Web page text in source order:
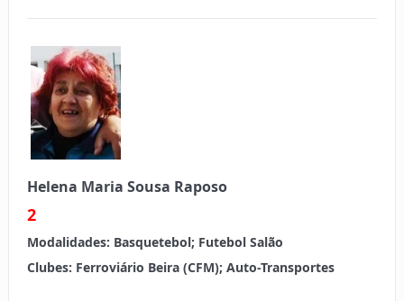
Helena Maria Sousa Raposo
2
Modalidades: Basquetebol; Futebol Salão
Clubes: Ferroviário Beira (CFM); Auto-Transportes